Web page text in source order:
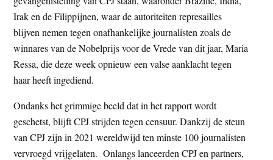
Irak en de Filippijnen, waar de autoriteiten represailles
blijven nemen tegen onafhankelijke journalisten zoals de
winnares van de Nobelprijs voor de Vrede van dit jaar, Maria
Ressa, die deze week opnieuw een valse aanklacht tegen
haar heeft ingediend.
Ondanks het grimmige beeld dat in het rapport wordt
geschetst, blijft CPJ strijden tegen censuur. Dankzij de steun
van CPJ zijn in 2021 wereldwijd ten minste 100 journalisten
vervroegd vrijgelaten. Onlangs lanceerden CPJ en partners,